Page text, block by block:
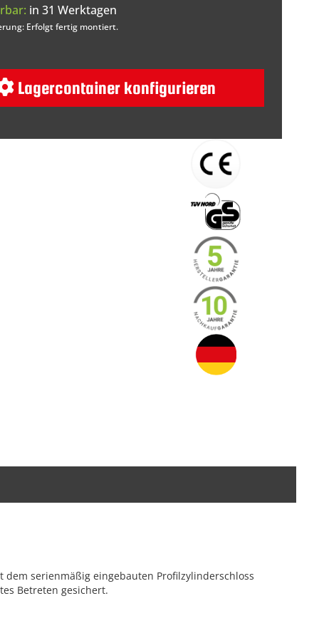
in 31 Werktagen
Erfolgt fertig montiert.
Lagercontainer konfigurieren
serienmäßig eingebauten Profilzylinderschloss
Betreten gesichert.